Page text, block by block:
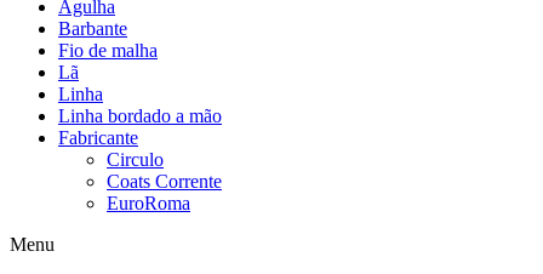
Agulha
Barbante
Fio de malha
Lã
Linha
Linha bordado a mão
Fabricante
Circulo
Coats Corrente
EuroRoma
Menu